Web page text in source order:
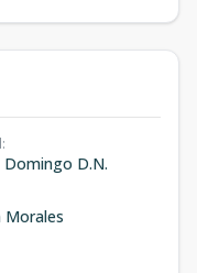
:
Domingo D.N.
Morales